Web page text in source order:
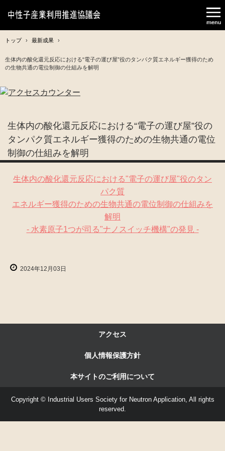
トップ › 最新成果 ›
生体内の酸化還元反応における“電子の運び屋”役のタンパク質エネルギー獲得のため
の生物共通の電位制御の仕組みを解明
生体内の酸化還元反応における“電子の運び屋”役の
タンパク質エネルギー獲得のための生物共通の電位
制御の仕組みを解明
生体内の酸化還元反応における"電子の運び屋"役のタン
パク質
エネルギー獲得のための生物共通の電位制御の仕組みを
解明
- 水素原子1つが司る"ナノスイッチ機構"の発見 -
2024年12月03日
アクセス
個人情報保護方針
本サイトのご利用について
Copyright © Industrial Users Society for Neutron Application, All rights
reserved.